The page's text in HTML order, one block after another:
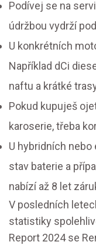
Podívej se na
údržbou vydrží
U konkrétních
Například dCi
naftu a krátké
Pokud kupuješ
karoserie, třeba
U hybridních
stav baterie a
nabízí až 8 let
V posledních
statistiky
Report 2024 se